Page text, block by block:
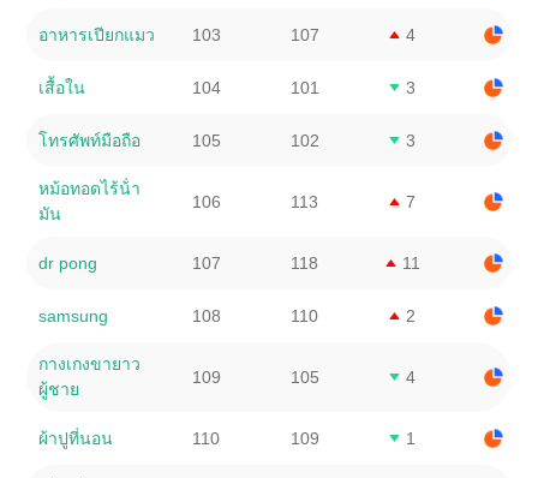
อาหารเปียกแมว 103 107 4
เสื้อใน 104 101 3
โทรศัพท์มือถือ 105 102 3
หม้อทอดไร้น้ํา
มัน
106 113 7
dr pong 107 118 11
samsung 108 110 2
กางเกงขายาว
ผู้ชาย
109 105 4
ผ้าปูที่นอน 110 109 1